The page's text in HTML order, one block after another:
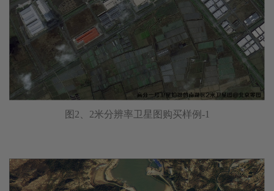
图2、2米分辨率卫星图购买样例-1